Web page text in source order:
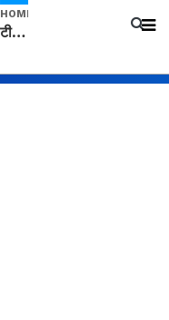
HOME
टीम बीकेई ने एग्रीकल्चर ग्रेड की यूरिया खाद गट्टों में बदलकर टेक्निकल ग्रेड में बेचने वालों पर करवाई कार्रवाई: लखविंदर सिंह औलख